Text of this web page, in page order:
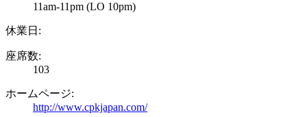
11am-11pm (LO 10pm)
休業日:
座席数:
103
ホームページ:
http://www.cpkjapan.com/